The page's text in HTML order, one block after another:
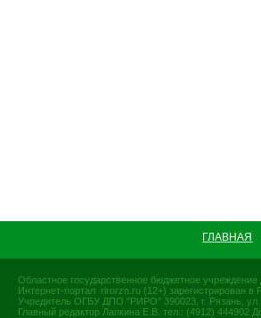
ГЛАВНАЯ
Областное государственное бюджетное
Интернет-портал rirorzn.ru (12+) зарегистрирован
Учредитель ОГБУ ДПО "РИРО" 390023, г. Рязань,
Главный редактор Лапкина Е.В. тел.: (4912) 444902